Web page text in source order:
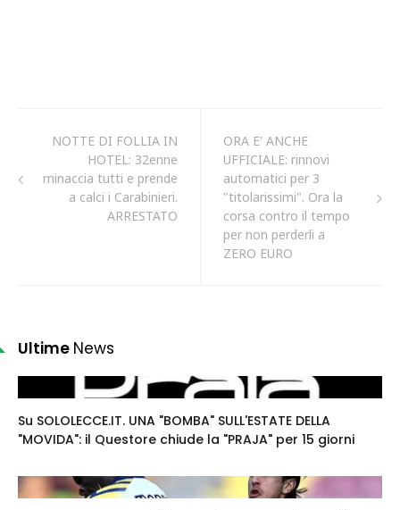
NOTTE DI FOLLIA IN
HOTEL: 32enne
minaccia tutti e prende
a calci i Carabinieri.
ARRESTATO
ORA E' ANCHE
UFFICIALE: rinnovi
automatici per 3
"titolarissimi". Ora la
corsa contro il tempo
per non perderli a
ZERO EURO
Ultime News
Su SOLOLECCE.IT. UNA "BOMBA" SULL'ESTATE DELLA
"MOVIDA": il Questore chiude la "PRAJA" per 15 giorni